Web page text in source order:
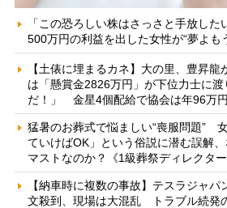
「この恐ろしい株はさっさと手放し
500万円の利益を出した女性が“夢よも
【土俵に埋まるカネ】大の里、豊昇
は「懸賞金2826万円」が下位力士に
だ！」 金星4個配給で協会は年96万
猛暑のお葬式で悩ましい“喪服問題”
ていけばOK」という俗説に潜む誤解
マストなのか？《1級葬祭ディレクター
【納車時に複数の事故】テスラジャパ
文殺到、現場は大混乱 トラブル続発